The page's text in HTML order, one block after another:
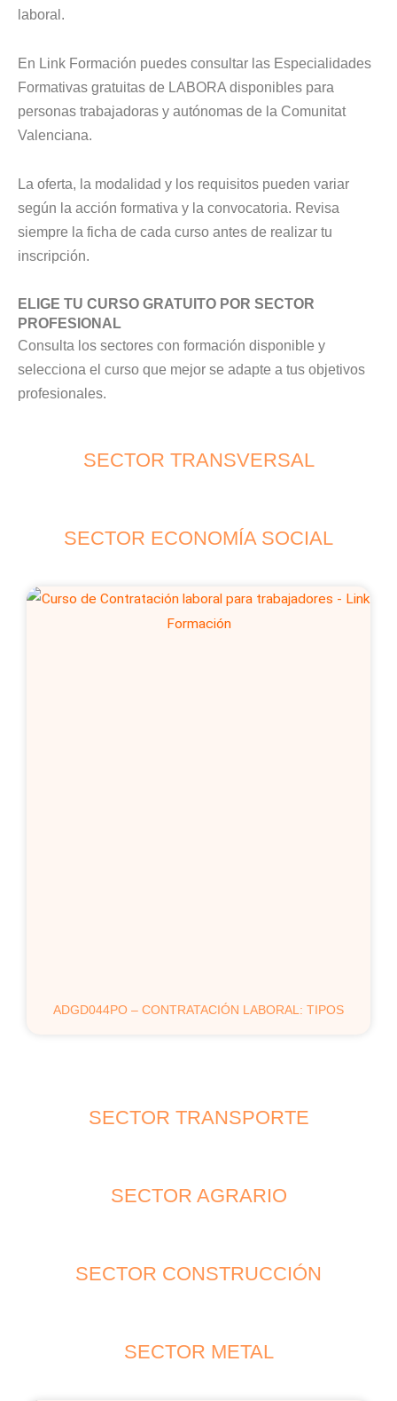
laboral.
En Link Formación puedes consultar las Especialidades
Formativas gratuitas de LABORA disponibles para
personas trabajadoras y autónomas de la Comunitat
Valenciana.
La oferta, la modalidad y los requisitos pueden variar
según la acción formativa y la convocatoria. Revisa
siempre la ficha de cada curso antes de realizar tu
inscripción.
ELIGE TU CURSO GRATUITO POR SECTOR
PROFESIONAL
Consulta los sectores con formación disponible y
selecciona el curso que mejor se adapte a tus objetivos
profesionales.
SECTOR TRANSVERSAL
SECTOR ECONOMÍA SOCIAL
ADGD044PO – CONTRATACIÓN LABORAL: TIPOS
SECTOR TRANSPORTE
SECTOR AGRARIO
SECTOR CONSTRUCCIÓN
SECTOR METAL